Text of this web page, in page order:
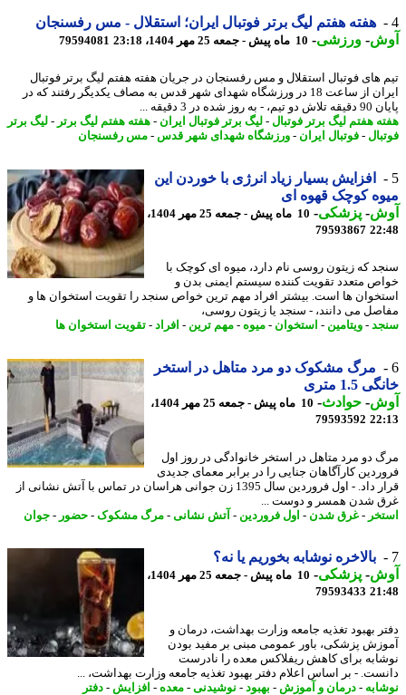
هفته هفتم لیگ برتر فوتبال ایران؛ استقلال - مس رفسنجان
-ورزشی-10 ماه پیش - جمعه 25 مهر 1404، 23:18 79594081
های فوتبال استقلال و مس رفسنجان در جریان هفته هفتم لیگ برتر فوتبال
ایران از ساعت 18 در ورزشگاه شهدای شهر قدس به مصاف یکدیگر رفتند که در
شده در 3 دقیقه ...
هفتم لیگ برتر فوتبال-لیگ برتر فوتبال ایران - هفته هفتم لیگ برتر - لیگ برتر
-فوتبال ایران - ورزشگاه شهدای شهر قدس-مس رفسنجان
افزایش بسیار زیاد انرژی با خوردن این
کوچک قهوه ای
-پزشکی-
10 ماه پیش - جمعه 25 مهر 1404،
79593867
که زیتون روسی نام دارد، میوه ای کوچک با
متعدد تقویت کننده سیستم ایمنی بدن و
ها است. بیشتر افراد مهم ترین خواص سنجد را تقویت استخوان ها و
می دانند، - سنجد یا زیتون روسی،
-ویتامین-استخوان- میوه-مهم ترین- افراد - تقویت استخوان ها
مرگ مشکوک دو مرد متاهل در استخر
1.5 متری
-حوادث -
10 ماه پیش - جمعه 25 مهر 1404،
79593592
دو مرد متاهل در استخر خانوادگی در روز اول
کارآگاهان جنایی را در برابر معمای جدیدی
قرار داد. - اول فروردین سال 1395 زن جوانی هراسان در تماس با آتش نشانی از
شدن همسر و دوست ...
-غرق شدن-اول فروردین -آتش نشانی-مرگ مشکوک-حضور-جوان
بالاخره نوشابه بخوریم یا نه؟
-پزشکی-
10 ماه پیش - جمعه 25 مهر 1404،
79593433
بهبود تغذیه جامعه وزارت بهداشت، درمان و
پزشکی، باور عمومی مبنی بر مفید بودن
برای کاهش ریفلاکس معده را نادرست
- بر اساس اعلام دفتر بهبود تغذیه جامعه وزارت بهداشت، ...
-درمان و آموزش-بهبود-نوشیدنی-معده-افزایش -دفتر